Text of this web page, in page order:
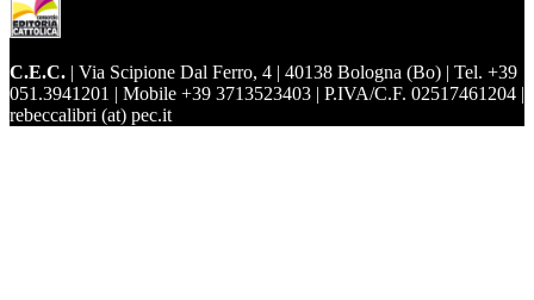
C.E.C. | Via Scipione Dal Ferro, 4 | 40138 Bologna (Bo) | Tel. +39
051.3941201 | Mobile +39 3713523403 | P.IVA/C.F. 02517461204 |
rebeccalibri (at) pec.it